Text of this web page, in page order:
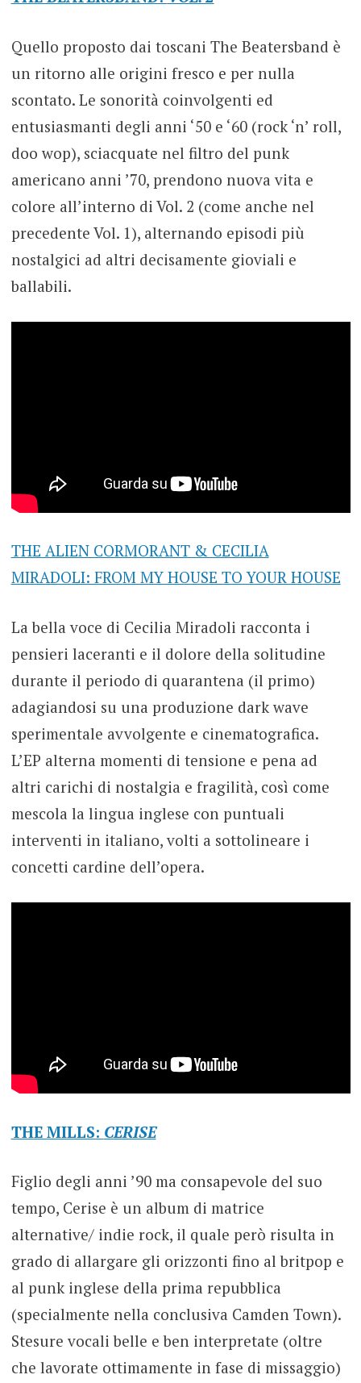
Quello proposto dai toscani The Beatersband è
un ritorno alle origini fresco e per nulla
scontato. Le sonorità coinvolgenti ed
entusiasmanti degli anni ‘50 e ‘60 (rock ‘n’ roll,
doo wop), sciacquate nel filtro del punk
americano anni ’70, prendono nuova vita e
colore all’interno di Vol. 2 (come anche nel
precedente Vol. 1), alternando episodi più
nostalgici ad altri decisamente gioviali e
ballabili.
THE ALIEN CORMORANT & CECILIA
MIRADOLI: FROM MY HOUSE TO YOUR HOUSE
La bella voce di Cecilia Miradoli racconta i
pensieri laceranti e il dolore della solitudine
durante il periodo di quarantena (il primo)
adagiandosi su una produzione dark wave
sperimentale avvolgente e cinematografica.
L’EP alterna momenti di tensione e pena ad
altri carichi di nostalgia e fragilità, così come
mescola la lingua inglese con puntuali
interventi in italiano, volti a sottolineare i
concetti cardine dell’opera.
THE MILLS: CERISE
Figlio degli anni ’90 ma consapevole del suo
tempo, Cerise è un album di matrice
alternative/ indie rock, il quale però risulta in
grado di allargare gli orizzonti fino al britpop e
al punk inglese della prima repubblica
(specialmente nella conclusiva Camden Town).
Stesure vocali belle e ben interpretate (oltre
che lavorate ottimamente in fase di missaggio)